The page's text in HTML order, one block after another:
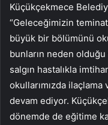
Küçükçekmece
“Geleceğimizin
büyük bir bölümünü
bunların neden
salgın hastalıkla
okullarımızda
devam ediyor.
dönemde de eğitime